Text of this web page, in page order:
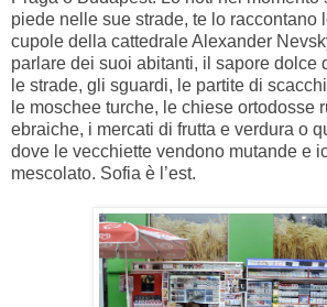
piede nelle sue strade, te lo raccontano
cupole della cattedrale Alexander
parlare dei suoi abitanti, il sapore dolce
le strade, gli sguardi, le partite di
le moschee turche, le chiese ortodosse
ebraiche, i mercati di frutta e verdura o
dove le vecchiette vendono mutande e
mescolato. Sofia è l’est.